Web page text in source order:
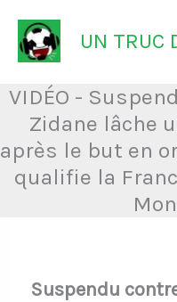
Aller
au
contenu
UN TRUC
VIDÉO -
Zidane lâche
après le but en
qualifie la
Suspendu